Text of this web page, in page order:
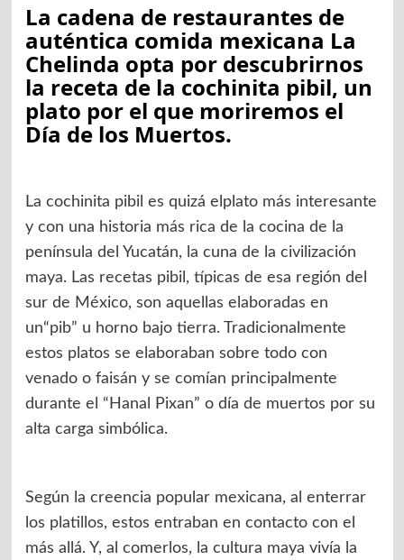
La cadena de restaurantes de
auténtica comida mexicana La
Chelinda opta por descubrirnos
la receta de la cochinita pibil, un
plato por el que moriremos el
Día de los Muertos.
La cochinita pibil es quizá elplato más interesante
y con una historia más rica de la cocina de la
península del Yucatán, la cuna de la civilización
maya. Las recetas pibil, típicas de esa región del
sur de México, son aquellas elaboradas en
un“pib” u horno bajo tierra. Tradicionalmente
estos platos se elaboraban sobre todo con
venado o faisán y se comían principalmente
durante el “Hanal Pixan” o día de muertos por su
alta carga simbólica.
Según la creencia popular mexicana, al enterrar
los platillos, estos entraban en contacto con el
más allá. Y, al comerlos, la cultura maya vivía la